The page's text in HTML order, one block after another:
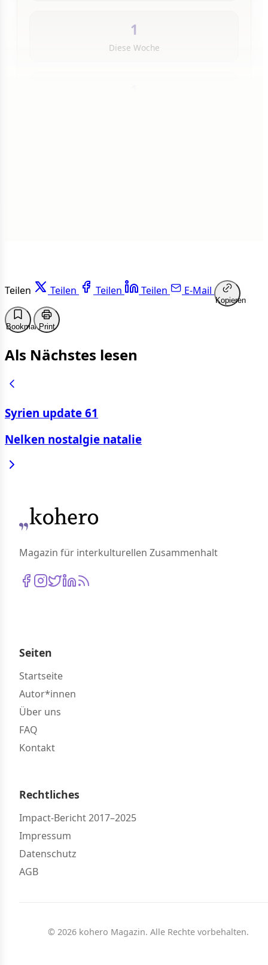
1
Diese Woche
Teilen Teilen Teilen Teilen E-Mail
Kopieren
BookmarkPrint
Als Nächstes lesen
Syrien update 61
Nelken nostalgie natalie
Magazin für interkulturellen Zusammenhalt
Seiten
Startseite
Autor*innen
Über uns
FAQ
Kontakt
Rechtliches
Impact-Bericht 2017–2025
Impressum
Datenschutz
AGB
© 2026 kohero Magazin. Alle Rechte vorbehalten.